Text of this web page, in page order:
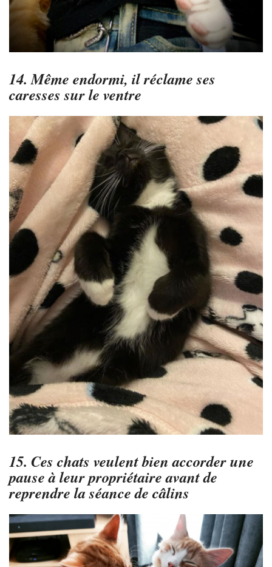
14. Même endormi, il réclame ses
caresses sur le ventre
15. Ces chats veulent bien accorder une
pause à leur propriétaire avant de
reprendre la séance de câlins